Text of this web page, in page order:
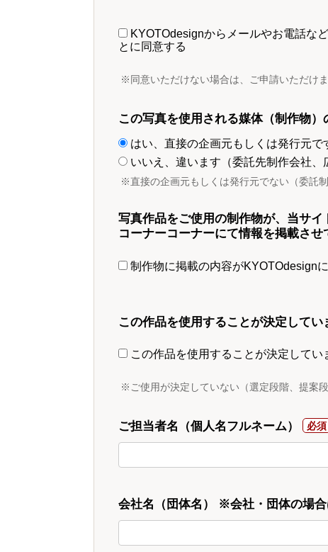
KYOTOdesignからメールやお電話な
とに同意する
※同意いただけない場合は、ご申請いただけま
この写真を使用される媒体（制作物
はい、直接の企画元もしくは発行元で
いいえ、違います（委託先制作会社、
※直接の企画元もしくは発行元でない（委託
写真作品をご使用の制作物が、当サ
コーナーコーナーにて情報を掲載させ
制作物に掲載の内容がKYOTOdesign
この作品を使用することが決定してい
この作品を使用することが決定してい
※ご使用が決定していない（選定段階、提案
ご担当者名（個人名フルネーム）
会社名（団体名） ※会社・団体の場合